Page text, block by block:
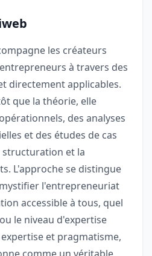
les créateurs
à travers des
directement applicables.
que la théorie, elle
des analyses
et des études de cas
et la
L'approche se distingue
l'entrepreneuriat
accessible à tous, quel
le niveau d'expertise
et pragmatisme,